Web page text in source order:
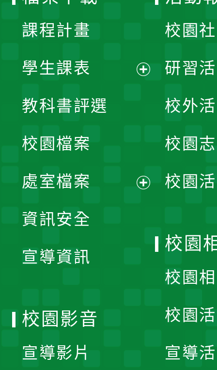
課程計畫
學生課表
單
教科書評選
校園檔案
處室檔案
資訊安全
宣導資訊
校園
研習
校外
校園
校園
校園
校園
校園
宣導
校園影音
宣導影片